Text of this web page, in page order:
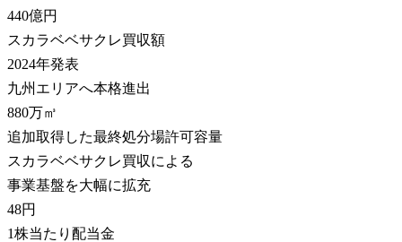
440億円
スカラベベサクレ買収額
2024年発表
九州エリアへ本格進出
880万㎥
追加取得した最終処分場許可容量
スカラベベサクレ買収による
事業基盤を大幅に拡充
48円
1株当たり配当金